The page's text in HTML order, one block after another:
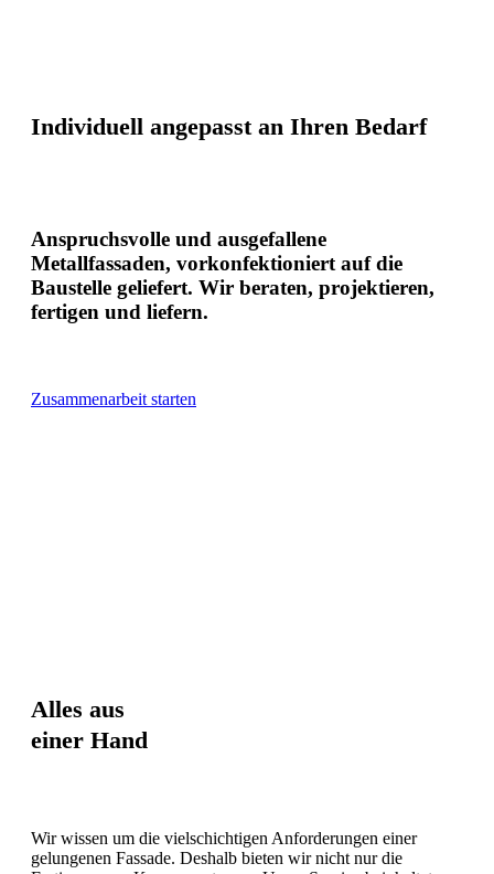
Individuell angepasst an Ihren Bedarf
Anspruchsvolle und ausgefallene
Metallfassaden, vorkonfektioniert auf die
Baustelle geliefert. Wir beraten, projektieren,
fertigen und liefern.
Zusammenarbeit starten
Alles aus
einer Hand
Wir wissen um die vielschichtigen Anforderungen einer
gelungenen Fassade. Deshalb bieten wir nicht nur die